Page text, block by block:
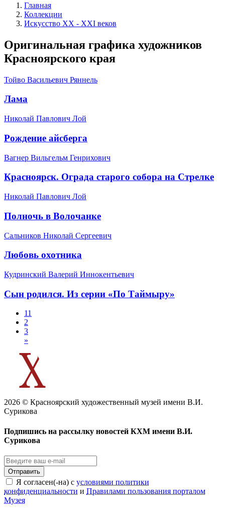
Главная
Коллекции
Искусство ХХ - ХХI веков
Оригинальная графика художников
Красноярского края
Тойво Васильевич Ряннель
Лама
Николай Павлович Лой
Рождение айсберга
Вагнер Вильгельм Генрихович
Красноярск. Ограда старого собора на Стрелке
Николай Павлович Лой
Полночь в Волочанке
Сальников Николай Сергеевич
Любовь охотника
Кудринский Валерий Иннокентьевич
Сын родился. Из серии «По Таймыру»
11
2
3
»
2026 © Красноярский художественный музей имени В.И.
Сурикова
Подпишись на рассылку новостей КХМ имени В.И.
Сурикова
Отправить
Я согласен(-на) с условиями политики
конфиденциальности и Правилами пользования порталом
Музея